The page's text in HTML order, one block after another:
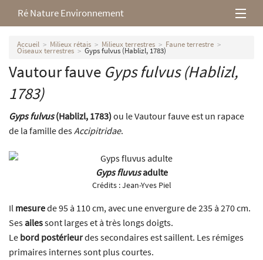
Ré Nature Environnement
L’association
Milieux rétais
Nos parutions
Accueil Milieux rétais Milieux terrestres Faune terrestre
Oiseaux terrestres Gyps fulvus (Hablizl, 1783)
Vautour fauve Gyps fulvus(Hablizl,
1783)
Gyps fulvus(Hablizl, 1783)ou le Vautour fauve est un rapace
de la famille desAccipitridae.
Gyps fluvusadulte
Crédits :Jean-Yves Piel
Il mesurede 95 à 110 cm, avec une envergure de 235 à 270 cm.
Ses ailessont larges et à très longs doigts.
Le bord postérieurdes secondaires est saillent. Les rémiges
primaires internes sont plus courtes.